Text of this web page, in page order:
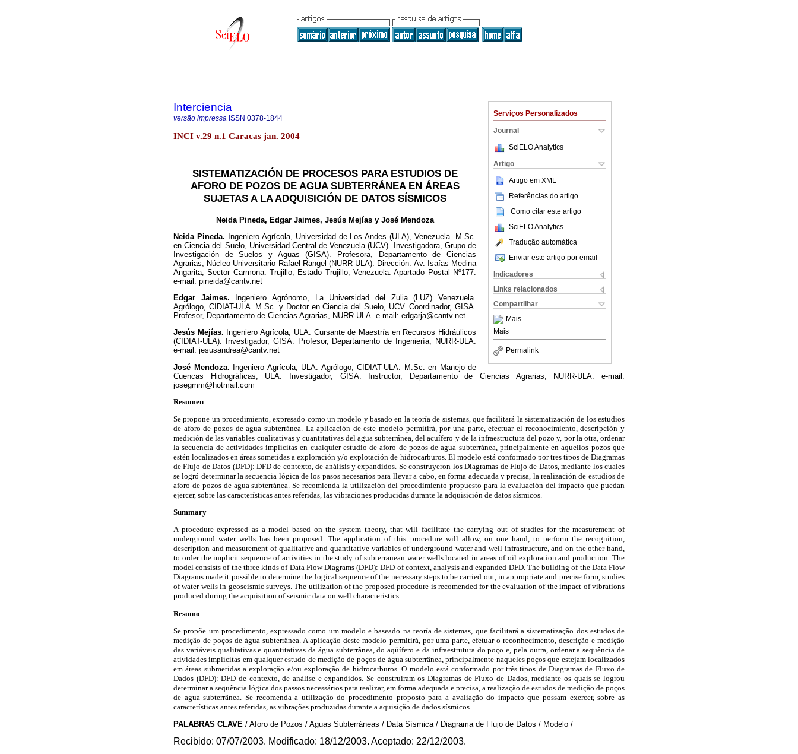
Serviços Personalizados
Journal
SciELO Analytics
Artigo
Artigo em XML
Referências do artigo
Como citar este artigo
SciELO Analytics
Tradução automática
Enviar este artigo por email
Indicadores
Links relacionados
Compartilhar
Mais
Mais
Permalink
Interciencia
versão impressa ISSN 0378-1844
INCI v.29 n.1 Caracas jan. 2004
SISTEMATIZACIÓN DE PROCESOS PARA ESTUDIOS DE
AFORO DE POZOS DE AGUA SUBTERRÁNEA EN ÁREAS
SUJETAS A LA ADQUISICIÓN DE DATOS SÍSMICOS
Neida Pineda, Edgar Jaimes, Jesús Mejías y José Mendoza
Neida Pineda. Ingeniero Agrícola, Universidad de Los Andes (ULA), Venezuela. M.Sc.
en Ciencia del Suelo, Universidad Central de Venezuela (UCV). Investigadora, Grupo de
Investigación de Suelos y Aguas (GISA). Profesora, Departamento de Ciencias
Agrarias, Núcleo Universitario Rafael Rangel (NURR-ULA). Dirección: Av. Isaías Medina
Angarita, Sector Carmona. Trujillo, Estado Trujillo, Venezuela. Apartado Postal Nº177.
e-mail: pineida@cantv.net
Edgar Jaimes.
Ingeniero Agrónomo, La Universidad del Zulia (LUZ) Venezuela.
Agrólogo, CIDIAT-ULA. M.Sc. y Doctor en Ciencia del Suelo, UCV. Coordinador, GISA.
Profesor, Departamento de Ciencias Agrarias, NURR-ULA. e-mail: edgarja@cantv.net
Jesús Mejías. Ingeniero Agrícola, ULA. Cursante de Maestría en Recursos Hidráulicos
(CIDIAT-ULA). Investigador, GISA. Profesor, Departamento de Ingeniería, NURR-ULA.
e-mail: jesusandrea@cantv.net
José Mendoza. Ingeniero Agrícola, ULA. Agrólogo, CIDIAT-ULA. M.Sc. en Manejo de
Cuencas Hidrográficas, ULA. Investigador, GISA. Instructor, Departamento de Ciencias Agrarias, NURR-ULA. e-mail:
josegmm@hotmail.com
Resumen
Se propone un procedimiento, expresado como un modelo y basado en la teoría de sistemas, que facilitará la sistematización de los estudios
de aforo de pozos de agua subterránea. La aplicación de este modelo permitirá, por una parte, efectuar el reconocimiento, descripción y
medición de las variables cualitativas y cuantitativas del agua subterránea, del acuífero y de la infraestructura del pozo y, por la otra, ordenar
la secuencia de actividades implícitas en cualquier estudio de aforo de pozos de agua subterránea, principalmente en aquellos pozos que
estén localizados en áreas sometidas a exploración y/o explotación de hidrocarburos. El modelo está conformado por tres tipos de Diagramas
de Flujo de Datos (DFD): DFD de contexto, de análisis y expandidos. Se construyeron los Diagramas de Flujo de Datos, mediante los cuales
se logró determinar la secuencia lógica de los pasos necesarios para llevar a cabo, en forma adecuada y precisa, la realización de estudios de
aforo de pozos de agua subterránea. Se recomienda la utilización del procedimiento propuesto para la evaluación del impacto que puedan
ejercer, sobre las características antes referidas, las vibraciones producidas durante la adquisición de datos sísmicos.
Summary
A procedure expressed as a model based on the system theory, that will facilitate the carrying out of studies for the measurement of
underground water wells has been proposed. The application of this procedure will allow, on one hand, to perform the recognition,
description and measurement of qualitative and quantitative variables of underground water and well infrastructure, and on the other hand,
to order the implicit sequence of activities in the study of subterranean water wells located in areas of oil exploration and production. The
model consists of the three kinds of Data Flow Diagrams (DFD): DFD of context, analysis and expanded DFD. The building of the Data Flow
Diagrams made it possible to determine the logical sequence of the necessary steps to be carried out, in appropriate and precise form, studies
of water wells in geoseismic surveys. The utilization of the proposed procedure is recomended for the evaluation of the impact of vibrations
produced during the acquisition of seismic data on well characteristics.
Resumo
Se propõe um procedimento, expressado como um modelo e baseado na teoría de sistemas, que facilitará a sistematização dos estudos de
medição de poços de água subterrânea. A aplicação deste modelo permitirá, por uma parte, efetuar o reconhecimento, descrição e medição
das variáveis qualitativas e quantitativas da água subterrânea, do aqüífero e da infraestrutura do poço e, pela outra, ordenar a sequência de
atividades implícitas em qualquer estudo de medição de poços de água subterrânea, principalmente naqueles poços que estejam localizados
em áreas submetidas a exploração e/ou exploração de hidrocarburos. O modelo está conformado por três tipos de Diagramas de Fluxo de
Dados (DFD): DFD de contexto, de análise e expandidos. Se construiram os Diagramas de Fluxo de Dados, mediante os quais se logrou
determinar a sequência lógica dos passos necessários para realizar, em forma adequada e precisa, a realização de estudos de medição de poços
de agua subterrânea. Se recomenda a utilização do procedimento proposto para a avaliação do impacto que possam exercer, sobre as
características antes referidas, as vibrações produzidas durante a aquisição de dados sísmicos.
PALABRAS CLAVE / Aforo de Pozos / Aguas Subterráneas / Data Sísmica / Diagrama de Flujo de Datos / Modelo /
Recibido: 07/07/2003. Modificado: 18/12/2003. Aceptado: 22/12/2003.